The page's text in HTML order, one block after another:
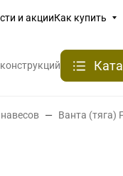
и акцииКак купить
Ванта (тяга)